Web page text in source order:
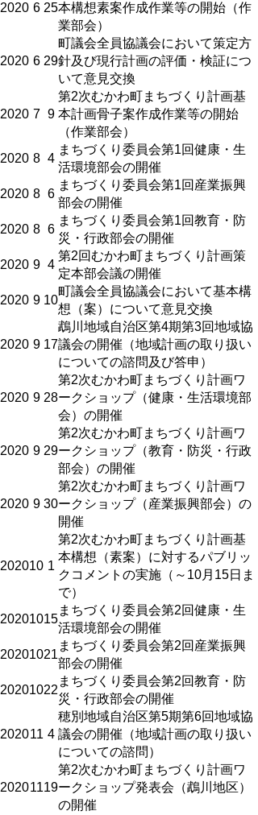
2020 6 25本構想素案作成作業等の開始（作
業部会）
2020 6 29
町議会全員協議会において策定方
針及び現行計画の評価・検証につ
いて意見交換
2020 7 9
第2次むかわ町まちづくり計画基
本計画骨子案作成作業等の開始
（作業部会）
2020 8 4
まちづくり委員会第1回健康・生
活環境部会の開催
2020 8 6
まちづくり委員会第1回産業振興
部会の開催
2020 8 6
まちづくり委員会第1回教育・防
災・行政部会の開催
2020 9 4
第2回むかわ町まちづくり計画策
定本部会議の開催
2020 9 10
町議会全員協議会において基本構
想（案）について意見交換
2020 9 17
鵡川地域自治区第4期第3回地域協
議会の開催（地域計画の取り扱い
についての諮問及び答申）
2020 9 28
第2次むかわ町まちづくり計画ワ
ークショップ（健康・生活環境部
会）の開催
2020 9 29
第2次むかわ町まちづくり計画ワ
ークショップ（教育・防災・行政
部会）の開催
2020 9 30
第2次むかわ町まちづくり計画ワ
ークショップ（産業振興部会）の
開催
202010 1
第2次むかわ町まちづくり計画基
本構想（素案）に対するパブリッ
クコメントの実施（～10月15日ま
で）
20201015
まちづくり委員会第2回健康・生
活環境部会の開催
20201021
まちづくり委員会第2回産業振興
部会の開催
20201022
まちづくり委員会第2回教育・防
災・行政部会の開催
202011 4
穂別地域自治区第5期第6回地域協
議会の開催（地域計画の取り扱い
についての諮問）
20201119
第2次むかわ町まちづくり計画ワ
ークショップ発表会（鵡川地区）
の開催